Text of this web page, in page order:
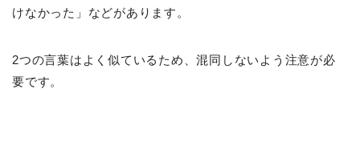
けなかった」などがあります。
2つの言葉はよく似ているため、混同しないよう注意が必
要です。